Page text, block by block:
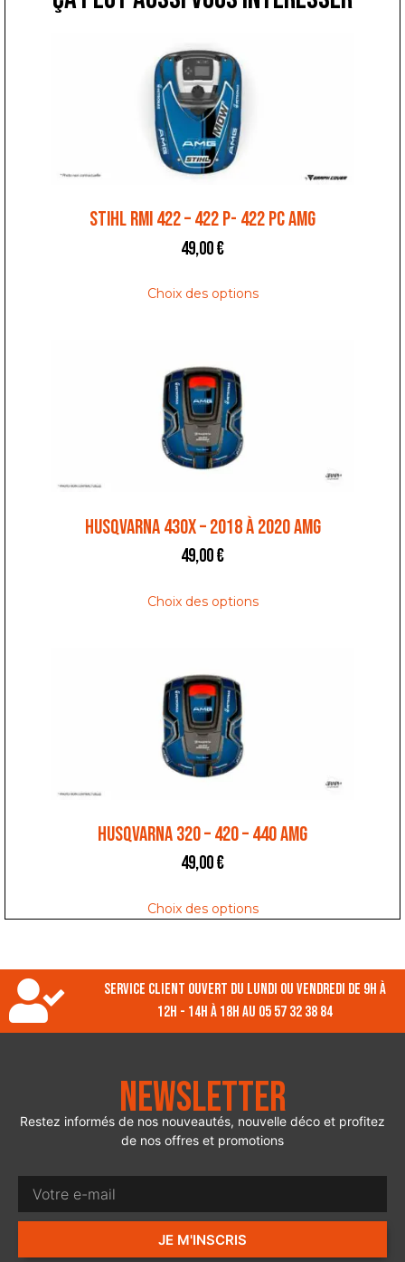
STIHL RMI 422 – 422 P- 422 PC AMG
49,00€
Choix des options
HUSQVARNA 430X – 2018 À 2020 AMG
49,00€
Choix des options
HUSQVARNA 320 – 420 – 440 AMG
49,00€
Choix des options
Service client ouvert du lundi ou vendredi de 9h à
12h - 14h à 18h au 05 57 32 38 84
Newsletter
Restez informés de nos nouveautés, nouvelle déco et profitez
de nos offres et promotions
JE M'INSCRIS